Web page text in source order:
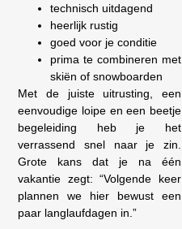
technisch uitdagend
heerlijk rustig
goed voor je conditie
prima te combineren met
skiën of snowboarden
Met de juiste uitrusting, een
eenvoudige loipe en een beetje
begeleiding heb je het
verrassend snel naar je zin.
Grote kans dat je na één
vakantie zegt: “Volgende keer
plannen we hier bewust een
paar langlaufdagen in.”